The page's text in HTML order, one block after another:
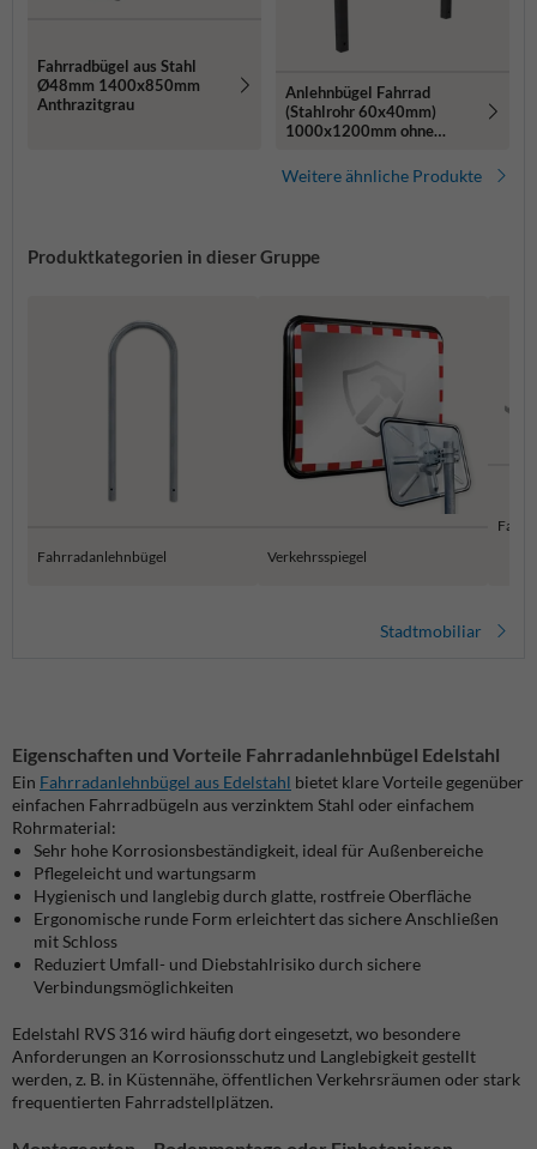
Fahrradbügel aus Stahl
Ø48mm 1400x850mm
Anthrazitgrau
Anlehnbügel Fahrrad
(Stahlrohr 60x40mm)
1000x1200mm ohne
Einbetonieren
Weitere ähnliche Produkte
Produktkategorien in dieser Gruppe
Fahrradanlehnbügel Verkehrsspiegel
Stadtmobiliar
Eigenschaften und Vorteile Fahrradanlehnbügel Edelstahl
Ein Fahrradanlehnbügel aus Edelstahl bietet klare Vorteile gegenüber
einfachen Fahrradbügeln aus verzinktem Stahl oder einfachem
Rohrmaterial:
Sehr hohe Korrosionsbeständigkeit, ideal für Außenbereiche
Pflegeleicht und wartungsarm
Hygienisch und langlebig durch glatte, rostfreie Oberfläche
Ergonomische runde Form erleichtert das sichere Anschließen
mit Schloss
Reduziert Umfall- und Diebstahlrisiko durch sichere
Verbindungsmöglichkeiten
Edelstahl RVS 316 wird häufig dort eingesetzt, wo besondere
Anforderungen an Korrosionsschutz und Langlebigkeit gestellt
werden, z. B. in Küstennähe, öffentlichen Verkehrsräumen oder stark
frequentierten Fahrradstellplätzen.